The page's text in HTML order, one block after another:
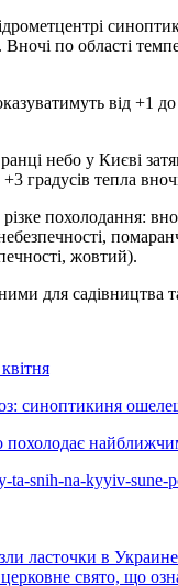
по області
від +1
небо у Києві
градусів тепла
похолодання:
жовтий).
для садівництва
синоптикиня
похолодає
ta-snih-na-kyyiv-
ласточки в
свято, що